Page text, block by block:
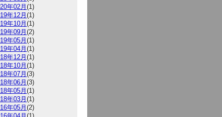
年02月(1)
年12月(1)
年10月(1)
年09月(2)
年05月(1)
年04月(1)
年12月(1)
年10月(1)
年07月(3)
年06月(3)
年05月(1)
年03月(1)
年05月(2)